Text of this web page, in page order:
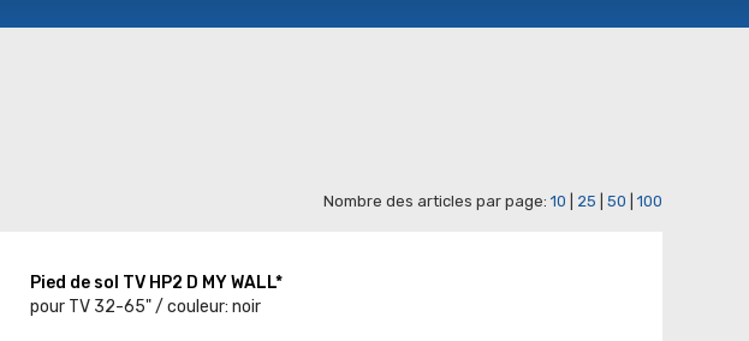
Nombre des articles par page: 10 25 50 100
Pied de sol TV HP2 D MY WALL*
pour TV 32-65" / couleur: noir